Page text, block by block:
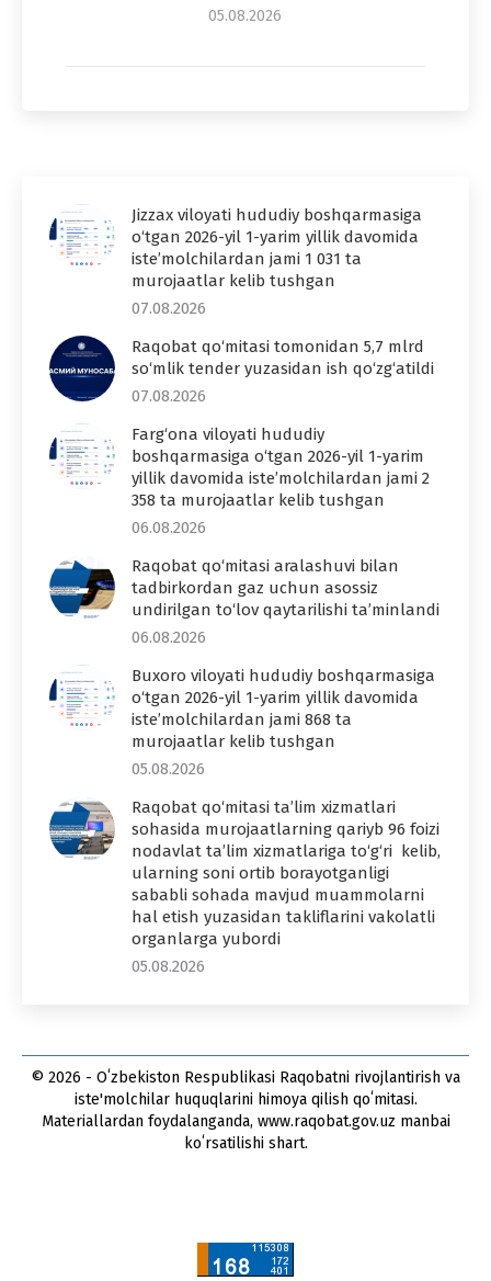
05.08.2026
Jizzax viloyati hududiy boshqarmasiga
o‘tgan 2026-yil 1-yarim yillik davomida
iste’molchilardan jami 1 031 ta
murojaatlar kelib tushgan
07.08.2026
Raqobat qo‘mitasi tomonidan 5,7 mlrd
so‘mlik tender yuzasidan ish qo‘zg‘atildi
07.08.2026
Farg‘ona viloyati hududiy
boshqarmasiga o‘tgan 2026-yil 1-yarim
yillik davomida iste’molchilardan jami 2
358 ta murojaatlar kelib tushgan
06.08.2026
Raqobat qo‘mitasi aralashuvi bilan
tadbirkordan gaz uchun asossiz
undirilgan to‘lov qaytarilishi ta’minlandi
06.08.2026
Buxoro viloyati hududiy boshqarmasiga
o‘tgan 2026-yil 1-yarim yillik davomida
iste’molchilardan jami 868 ta
murojaatlar kelib tushgan
05.08.2026
Raqobat qo‘mitasi ta’lim xizmatlari
sohasida murojaatlarning qariyb 96 foizi
nodavlat ta’lim xizmatlariga to‘g‘ri kelib,
ularning soni ortib borayotganligi
sababli sohada mavjud muammolarni
hal etish yuzasidan takliflarini vakolatli
organlarga yubordi
05.08.2026
© 2026 - Oʻzbekiston Respublikasi Raqobatni rivojlantirish va
iste'molchilar huquqlarini himoya qilish qoʻmitasi.
Materiallardan foydalanganda, www.raqobat.gov.uz manbai
koʻrsatilishi shart.